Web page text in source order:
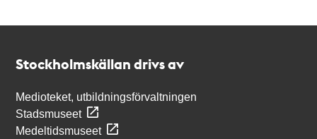
Stockholmskällan drivs av
Medioteket, utbildningsförvaltningen
Stadsmuseet
Medeltidsmuseet